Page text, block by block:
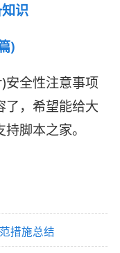
识
)
全性注意事项
了，希望能给大
脚本之家。
措施总结